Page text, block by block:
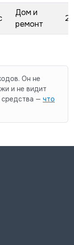
Дом и
ремонт
Он не
и не видит
средства — что